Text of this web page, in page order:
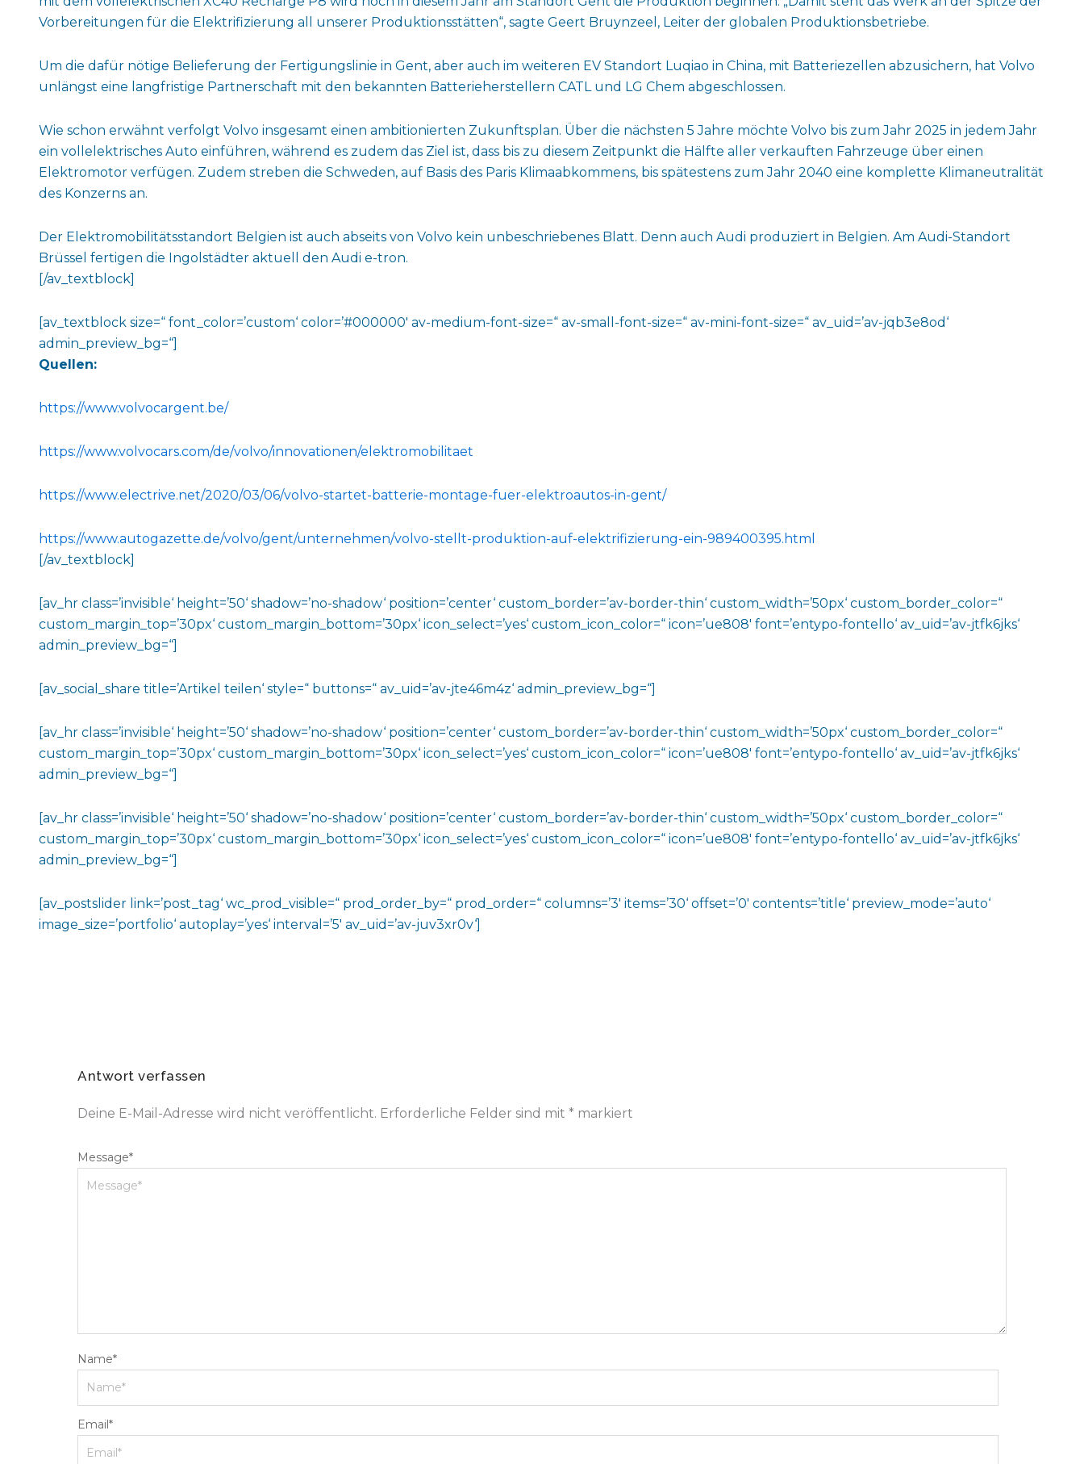
Vorbereitungen für die Elektrifizierung all unserer Produktionsstätten“, sagte Geert Bruynzeel, Leiter der globalen Produktionsbetriebe.
Um die dafür nötige Belieferung der Fertigungslinie in Gent, aber auch im weiteren EV Standort Luqiao in China, mit Batteriezellen abzusichern, hat Volvo
unlängst eine langfristige Partnerschaft mit den bekannten Batterieherstellern CATL und LG Chem abgeschlossen.
Wie schon erwähnt verfolgt Volvo insgesamt einen ambitionierten Zukunftsplan. Über die nächsten 5 Jahre möchte Volvo bis zum Jahr 2025 in jedem Jahr
ein vollelektrisches Auto einführen, während es zudem das Ziel ist, dass bis zu diesem Zeitpunkt die Hälfte aller verkauften Fahrzeuge über einen
Elektromotor verfügen. Zudem streben die Schweden, auf Basis des Paris Klimaabkommens, bis spätestens zum Jahr 2040 eine komplette Klimaneutralität
des Konzerns an.
Der Elektromobilitätsstandort Belgien ist auch abseits von Volvo kein unbeschriebenes Blatt. Denn auch Audi produziert in Belgien. Am Audi-Standort
Brüssel fertigen die Ingolstädter aktuell den Audi e-tron.
[/av_textblock]
[av_textblock size=“ font_color=’custom‘ color=’#000000′ av-medium-font-size=“ av-small-font-size=“ av-mini-font-size=“ av_uid=’av-jqb3e8od‘
admin_preview_bg=“]
Quellen:
https://www.volvocargent.be/
https://www.volvocars.com/de/volvo/innovationen/elektromobilitaet
https://www.electrive.net/2020/03/06/volvo-startet-batterie-montage-fuer-elektroautos-in-gent/
https://www.autogazette.de/volvo/gent/unternehmen/volvo-stellt-produktion-auf-elektrifizierung-ein-989400395.html
[/av_textblock]
[av_hr class=’invisible‘ height=’50‘ shadow=’no-shadow‘ position=’center‘ custom_border=’av-border-thin‘ custom_width=’50px‘ custom_border_color=“
custom_margin_top=’30px‘ custom_margin_bottom=’30px‘ icon_select=’yes‘ custom_icon_color=“ icon=’ue808′ font=’entypo-fontello‘ av_uid=’av-jtfk6jks‘
admin_preview_bg=“]
[av_social_share title=’Artikel teilen‘ style=“ buttons=“ av_uid=’av-jte46m4z‘ admin_preview_bg=“]
[av_hr class=’invisible‘ height=’50‘ shadow=’no-shadow‘ position=’center‘ custom_border=’av-border-thin‘ custom_width=’50px‘ custom_border_color=“
custom_margin_top=’30px‘ custom_margin_bottom=’30px‘ icon_select=’yes‘ custom_icon_color=“ icon=’ue808′ font=’entypo-fontello‘ av_uid=’av-jtfk6jks‘
admin_preview_bg=“]
[av_hr class=’invisible‘ height=’50‘ shadow=’no-shadow‘ position=’center‘ custom_border=’av-border-thin‘ custom_width=’50px‘ custom_border_color=“
custom_margin_top=’30px‘ custom_margin_bottom=’30px‘ icon_select=’yes‘ custom_icon_color=“ icon=’ue808′ font=’entypo-fontello‘ av_uid=’av-jtfk6jks‘
admin_preview_bg=“]
[av_postslider link=’post_tag‘ wc_prod_visible=“ prod_order_by=“ prod_order=“ columns=’3′ items=’30‘ offset=’0′ contents=’title‘ preview_mode=’auto‘
image_size=’portfolio‘ autoplay=’yes‘ interval=’5′ av_uid=’av-juv3xr0v‘]
Antwort verfassen
Deine E-Mail-Adresse wird nicht veröffentlicht. Erforderliche Felder sind mit * markiert
Message*
Name*
Email*